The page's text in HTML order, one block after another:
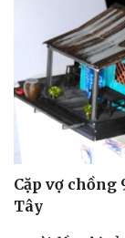
Cặp vợ chồng
Tây